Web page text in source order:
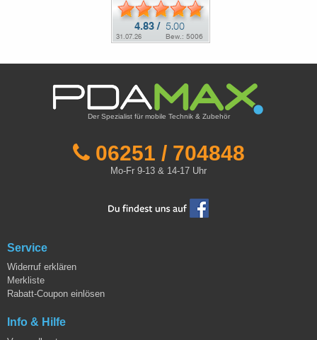
Der Spezialist für mobile Technik & Zubehör
06251 / 704848
Mo-Fr 9-13 & 14-17 Uhr
Service
Widerruf erklären
Merkliste
Rabatt-Coupon einlösen
Info & Hilfe